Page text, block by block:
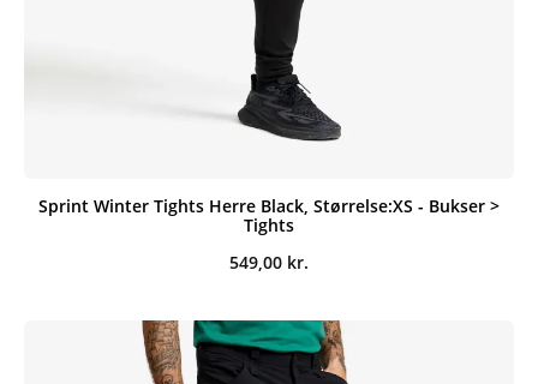
Sprint Winter Tights Herre Black, Størrelse:XS - Bukser >
Tights
549,00 kr.